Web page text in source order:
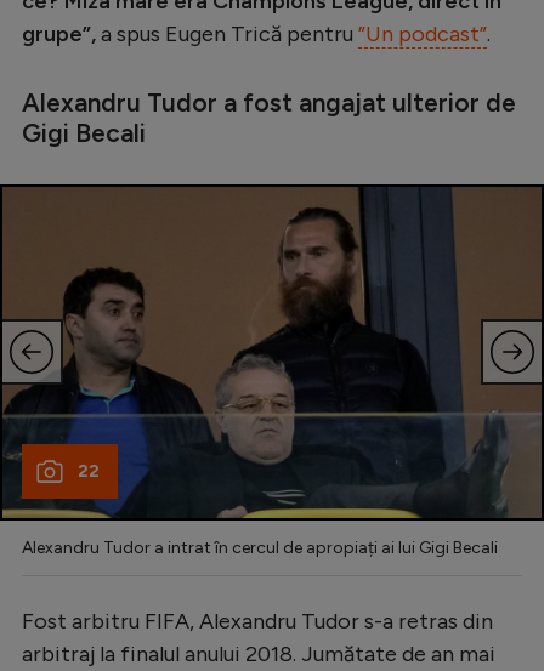
grupe”,a spus Eugen Trică pentru ”Un podcast”.
Alexandru Tudor a fost angajat ulterior de
Gigi Becali
22
Alexandru Tudor a intrat în cercul de apropiați ai lui Gigi Becali
Fost arbitru FIFA, Alexandru Tudor s-a retras din
arbitraj la finalul anului 2018. Jumătate de an mai